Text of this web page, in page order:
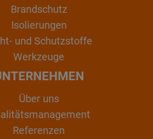
Brandschutz
Isolierungen
und Schutzstoffe
Werkzeuge
Über uns
Referenzen